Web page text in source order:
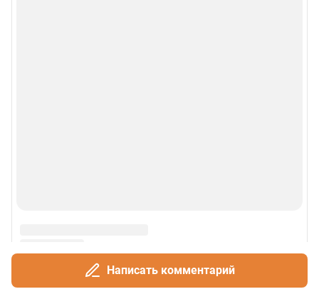
Написать комментарий